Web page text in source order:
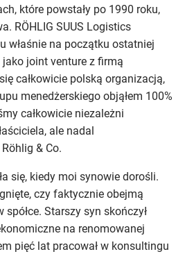
które powstały po 1990 roku,
RÖHLIG SUUS Logistics
właśnie na początku ostatniej
jako joint venture z firmą
całkowicie polską organizacją,
menedżerskiego objąłem 100%
całkowicie niezależni
ale nadal
& Co.
się, kiedy moi synowie dorośli.
czy faktycznie obejmą
Starszy syn skończył
na renomowanej
pięć lat pracował w konsultingu